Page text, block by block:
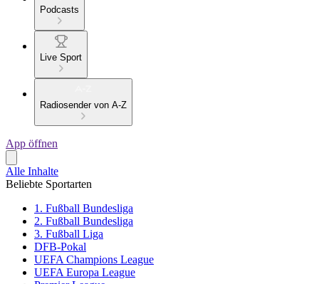
Podcasts
Live Sport
Radiosender von A-Z
App öffnen
Alle Inhalte
Beliebte Sportarten
1. Fußball Bundesliga
2. Fußball Bundesliga
3. Fußball Liga
DFB-Pokal
UEFA Champions League
UEFA Europa League